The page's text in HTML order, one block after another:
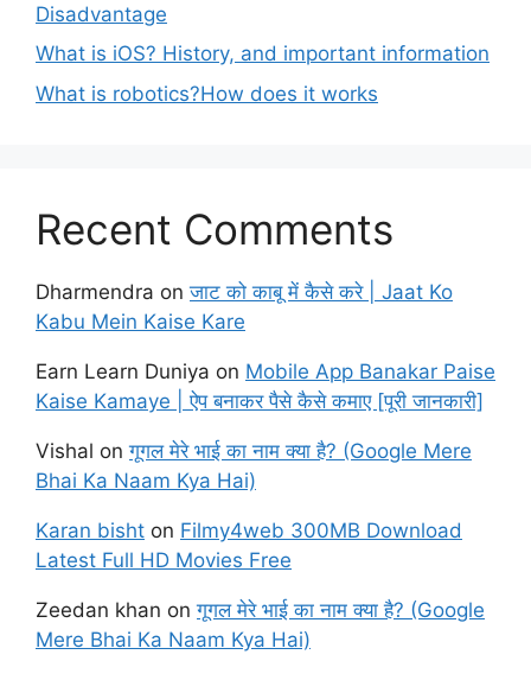
Disadvantage
What is iOS? History, and important information
What is robotics?How does it works
Recent Comments
Dharmendra onजाट को काबू में कैसे करे | Jaat Ko
Kabu Mein Kaise Kare
Earn Learn Duniya on Mobile App Banakar Paise
Kaise Kamaye | ऐप बनाकर पैसे कैसे कमाए [पूरी जानकारी]
Vishal onगूगल मेरे भाई का नाम क्या है? (Google Mere
Bhai Ka Naam Kya Hai)
Karan bisht on Filmy4web 300MB Download
Latest Full HD Movies Free
Zeedan khan onगूगल मेरे भाई का नाम क्या है? (Google
Mere Bhai Ka Naam Kya Hai)